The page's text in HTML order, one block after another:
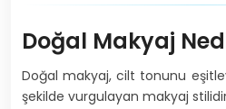
Doğal Makyaj
Doğal makyaj, cilt tonunu
şekilde vurgulayan makyaj